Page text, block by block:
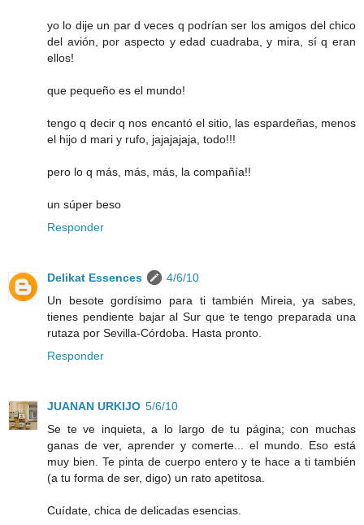
yo lo dije un par d veces q podrían ser los amigos del chico
del avión, por aspecto y edad cuadraba, y mira, sí q eran
ellos!
que pequeño es el mundo!
tengo q decir q nos encantó el sitio, las espardeñas, menos
el hijo d mari y rufo, jajajajaja, todo!!!
pero lo q más, más, más, la compañía!!
un súper beso
Responder
Delikat Essences
4/6/10
Un besote gordísimo para ti también Mireia, ya sabes,
tienes pendiente bajar al Sur que te tengo preparada una
rutaza por Sevilla-Córdoba. Hasta pronto.
Responder
JUANAN URKIJO 5/6/10
Se te ve inquieta, a lo largo de tu página; con muchas
ganas de ver, aprender y comerte... el mundo. Eso está
muy bien. Te pinta de cuerpo entero y te hace a ti también
(a tu forma de ser, digo) un rato apetitosa.
Cuídate, chica de delicadas esencias.